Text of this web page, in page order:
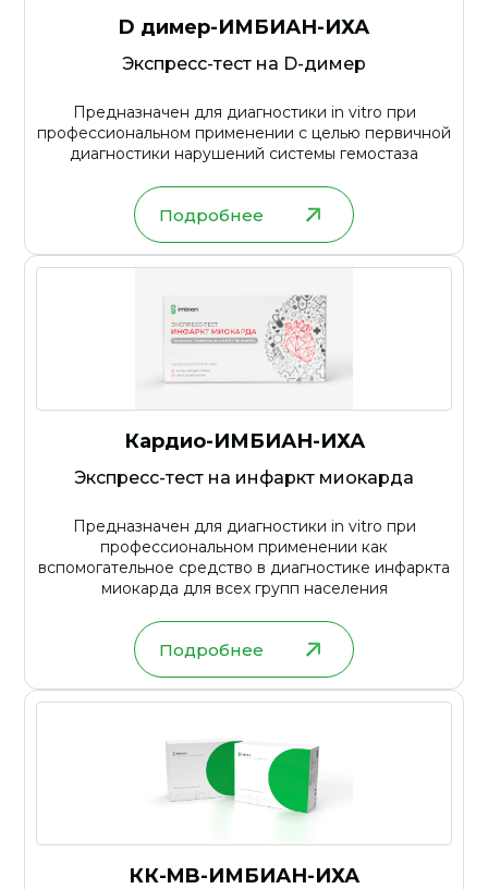
D димер-ИМБИАН-ИХА
Экспресс-тест на D-димер
Предназначен для диагностики in vitro при
профессиональном применении с целью первичной
диагностики нарушений системы гемостаза
Подробнее
Кардио-ИМБИАН-ИХА
Экспресс-тест на инфаркт миокарда
Предназначен для диагностики in vitro при
профессиональном применении как
вспомогательное средство в диагностике инфаркта
миокарда для всех групп населения
Подробнее
КК-MB-ИМБИАН-ИХА